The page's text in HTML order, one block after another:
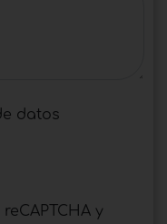
datos
y